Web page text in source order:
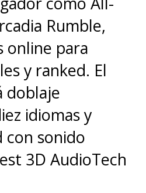
Invisible" a
en su
crecimiento
es uno de
de esta
Rumble,
online para
y ranked. El
doblaje
idiomas y
con sonido
3D AudioTech